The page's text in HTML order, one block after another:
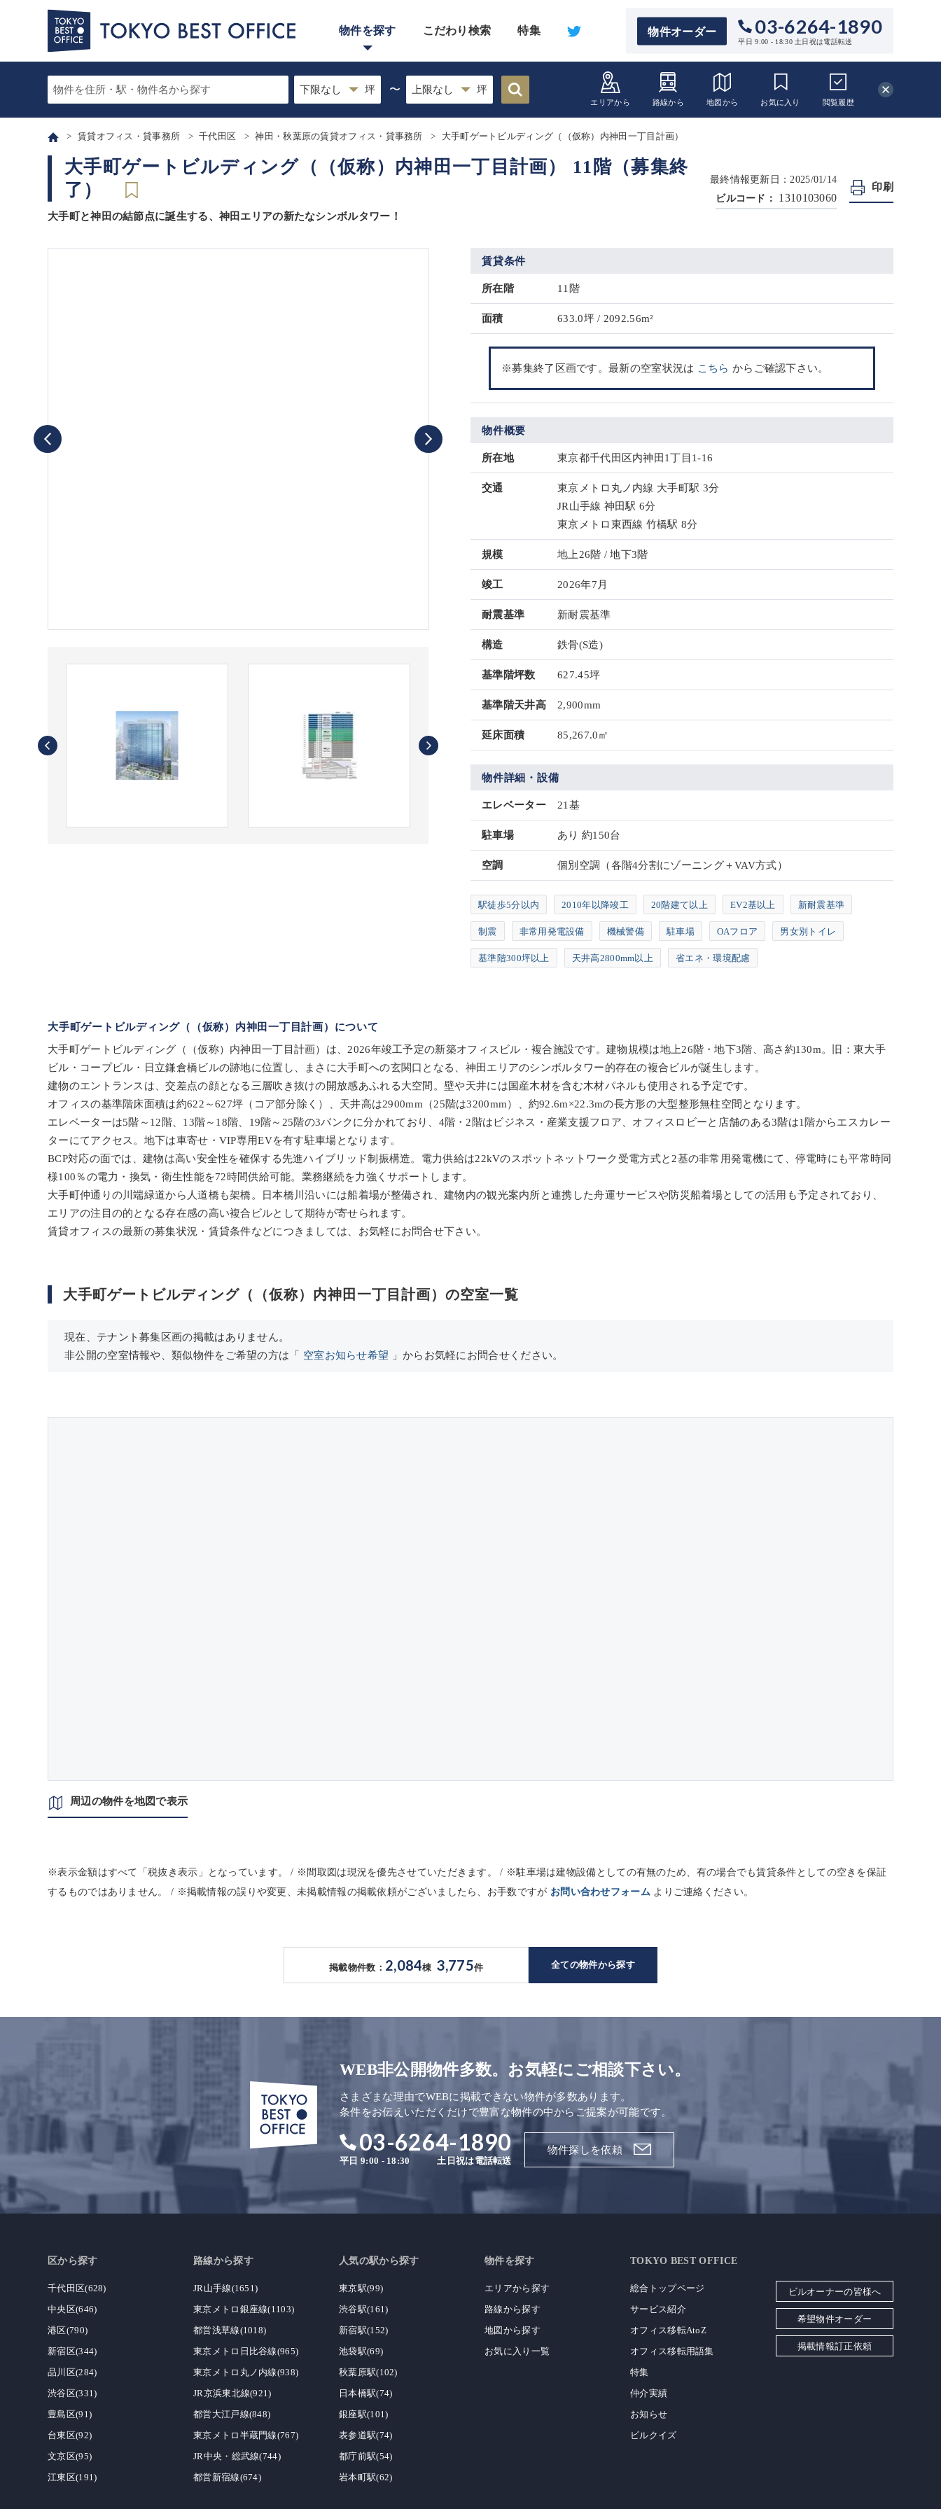
物件オーダー 03-6264-1890
平日 9:00 - 18:30 土日祝は電話転送
物件を探す こだわり検索 特集
エリアから 路線から 地図から お気に入り 閲覧履歴
〜
賃貸オフィス・貸事務所 千代田区 神田・秋葉原の賃貸オフィス・貸事務所 大手町ゲートビルディング（（仮称）内神田一丁目計画）
大手町ゲートビルディング（（仮称）内神田一丁目計画） 11階（募集終
了）
大手町と神田の結節点に誕生する、神田エリアの新たなシンボルタワー！
最終情報更新日：2025/01/14
ビルコード：
1310103060
印刷
賃貸条件
所在階 11階
面積 633.0坪 / 2092.56m²
※募集終了区画です。最新の空室状況は こちら からご確認下さい。
物件概要
所在地 東京都千代田区内神田1丁目1-16
交通
東京メトロ丸ノ内線 大手町駅 3分
JR山手線 神田駅 6分
東京メトロ東西線 竹橋駅 8分
規模 地上26階 / 地下3階
竣工 2026年7月
耐震基準 新耐震基準
構造 鉄骨(S造)
基準階坪数 627.45坪
基準階天井高 2,900mm
延床面積 85,267.0㎡
物件詳細・設備
エレベーター 21基
駐車場 あり 約150台
空調 個別空調（各階4分割にゾーニング＋VAV方式）
駅徒歩5分以内 2010年以降竣工 20階建て以上 EV2基以上 新耐震基準
制震 非常用発電設備 機械警備 駐車場 OAフロア 男女別トイレ
基準階300坪以上 天井高2800mm以上 省エネ・環境配慮
大手町ゲートビルディング（（仮称）内神田一丁目計画）について
大手町ゲートビルディング（（仮称）内神田一丁目計画）は、2026年竣工予定の新築オフィスビル・複合施設です。建物規模は地上26階・地下3階、高さ約130m。旧：東大手
ビル・コープビル・日立鎌倉橋ビルの跡地に位置し、まさに大手町への玄関口となる、神田エリアのシンボルタワー的存在の複合ビルが誕生します。
建物のエントランスは、交差点の顔となる三層吹き抜けの開放感あふれる大空間。壁や天井には国産木材を含む木材パネルも使用される予定です。
オフィスの基準階床面積は約622～627坪（コア部分除く）、天井高は2900mm（25階は3200mm）、約92.6m×22.3mの長方形の大型整形無柱空間となります。
エレベーターは5階～12階、13階～18階、19階～25階の3バンクに分かれており、4階・2階はビジネス・産業支援フロア、オフィスロビーと店舗のある3階は1階からエスカレー
ターにてアクセス。地下は車寄せ・VIP専用EVを有す駐車場となります。
BCP対応の面では、建物は高い安全性を確保する先進ハイブリッド制振構造。電力供給は22kVのスポットネットワーク受電方式と2基の非常用発電機にて、停電時にも平常時同
様100％の電力・換気・衛生性能を72時間供給可能。業務継続を力強くサポートします。
大手町仲通りの川端緑道から人道橋も架橋。日本橋川沿いには船着場が整備され、建物内の観光案内所と連携した舟運サービスや防災船着場としての活用も予定されており、
エリアの注目の的となる存在感の高い複合ビルとして期待が寄せられます。
賃貸オフィスの最新の募集状況・賃貸条件などにつきましては、お気軽にお問合せ下さい。
大手町ゲートビルディング（（仮称）内神田一丁目計画）の空室一覧
現在、テナント募集区画の掲載はありません。
非公開の空室情報や、類似物件をご希望の方は「 空室お知らせ希望 」からお気軽にお問合せください。
周辺の物件を地図で表示
※表示金額はすべて「税抜き表示」となっています。 / ※間取図は現況を優先させていただきます。 / ※駐車場は建物設備としての有無のため、有の場合でも賃貸条件としての空きを保証
するものではありません。 / ※掲載情報の誤りや変更、未掲載情報の掲載依頼がございましたら、お手数ですが お問い合わせフォーム よりご連絡ください。
掲載物件数： 2,084棟 3,775件 全ての物件から探す
WEB非公開物件多数。お気軽にご相談下さい。
さまざまな理由でWEBに掲載できない物件が多数あります。
条件をお伝えいただくだけで豊富な物件の中からご提案が可能です。
03-6264-1890
平日 9:00 - 18:30 土日祝は電話転送
物件探しを依頼
区から探す
千代田区(628)
中央区(646)
港区(790)
新宿区(344)
品川区(284)
渋谷区(331)
豊島区(91)
台東区(92)
文京区(95)
江東区(191)
路線から探す
JR山手線(1651)
東京メトロ銀座線(1103)
都営浅草線(1018)
東京メトロ日比谷線(965)
東京メトロ丸ノ内線(938)
JR京浜東北線(921)
都営大江戸線(848)
東京メトロ半蔵門線(767)
JR中央・総武線(744)
都営新宿線(674)
人気の駅から探す
東京駅(99)
渋谷駅(161)
新宿駅(152)
池袋駅(69)
秋葉原駅(102)
日本橋駅(74)
銀座駅(101)
表参道駅(74)
都庁前駅(54)
岩本町駅(62)
物件を探す
エリアから探す
路線から探す
地図から探す
お気に入り一覧
TOKYO BEST OFFICE
総合トップページ
サービス紹介
オフィス移転AtoZ
オフィス移転用語集
特集
仲介実績
お知らせ
ビルクイズ
ビルオーナーの皆様へ
希望物件オーダー
掲載情報訂正依頼